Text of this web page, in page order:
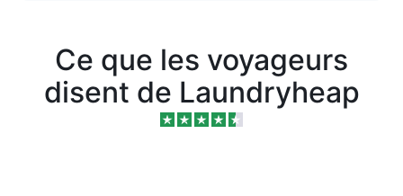
Ce que les voyageurs
disent de Laundryheap